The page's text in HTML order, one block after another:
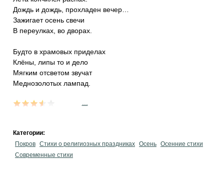
Дождь и дождь, прохладен вечер…
Зажигает осень свечи
В переулках, во дворах.
Будто в храмовых приделах
Клёны, липы то и дело
Мягким отсветом звучат
Меднозолотых лампад.
Категории:
Покров Стихи о религиозных праздниках Осень Осенние стихи
Современные стихи